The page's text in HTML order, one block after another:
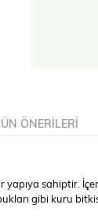
ÖNERILERI
sahiptir.
gibi kuru